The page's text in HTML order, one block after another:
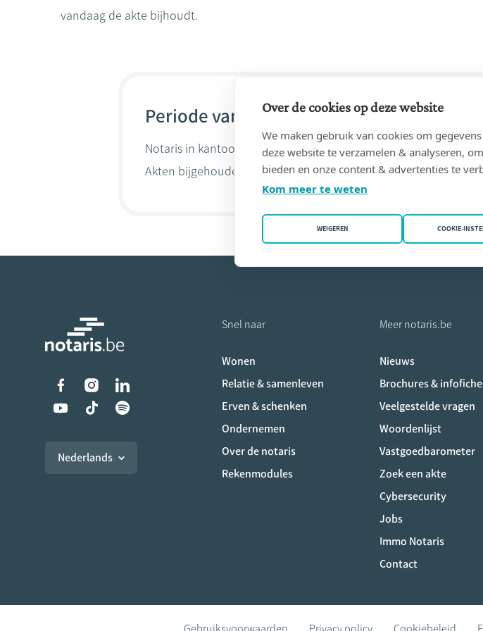
vandaag de akte bijhoudt.
Periode van 25/04/1985 tot 31/08/2017
Notaris in kantoor PARMENTIER André - DEMAREZ Laurence -
Akten bijgehouden doorLaurence Demarez
Liens vers les réseaux sociaux
Nederlands
Snel naar
Wonen
Relatie & samenleven
Erven & schenken
Ondernemen
Over de notaris
Rekenmodules
Meer notaris.be
Nieuws
Brochures &
Veelgestelde vragen
Woordenlijst
Vastgoedbarometer
Zoek een akte
Cybersecurity
Jobs
Immo Notaris
Contact
Over de cookies op deze website
We maken gebruik van cookies om
deze website te verzamelen & analyseren,
bieden en onze content & advertenties te
Kom meer te weten
WEIGEREN COOKIE-